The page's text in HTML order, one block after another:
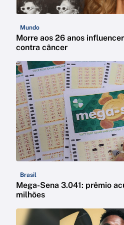
Mundo
Morre aos 26 anos
contra câncer
Brasil
Mega-Sena 3.041: prêmio
milhões